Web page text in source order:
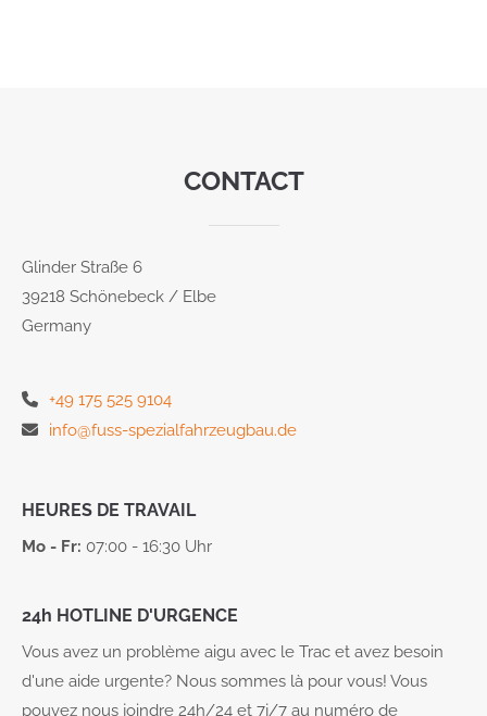
CONTACT
Glinder Straße 6
39218 Schönebeck / Elbe
Germany
+49 175 525 9104
info@fuss-spezialfahrzeugbau.de
HEURES DE TRAVAIL
Mo - Fr: 07:00 - 16:30 Uhr
24h HOTLINE D'URGENCE
Vous avez un problème aigu avec le Trac et avez besoin
d'une aide urgente? Nous sommes là pour vous! Vous
pouvez nous joindre 24h/24 et 7j/7 au numéro de